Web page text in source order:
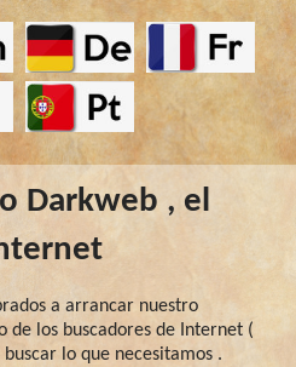
Darkweb , el
a arrancar nuestro
de los buscadores de Internet (
lo que necesitamos .